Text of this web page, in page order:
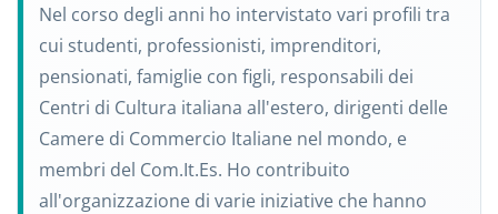
Nel corso degli anni ho intervistato vari profili tra
cui studenti, professionisti, imprenditori,
pensionati, famiglie con figli, responsabili dei
Centri di Cultura italiana all'estero, dirigenti delle
Camere di Commercio Italiane nel mondo, e
membri del Com.It.Es. Ho contribuito
all'organizzazione di varie iniziative che hanno